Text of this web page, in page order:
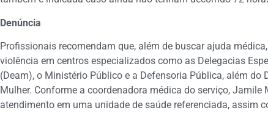
Denúncia
Profissionais recomendam que, além de buscar ajuda
violência em centros especializados como as Delegacias
(Deam), o Ministério Público e a Defensoria Pública, além do
Mulher. Conforme a coordenadora médica do serviço, Jamile
atendimento em uma unidade de saúde referenciada, assim